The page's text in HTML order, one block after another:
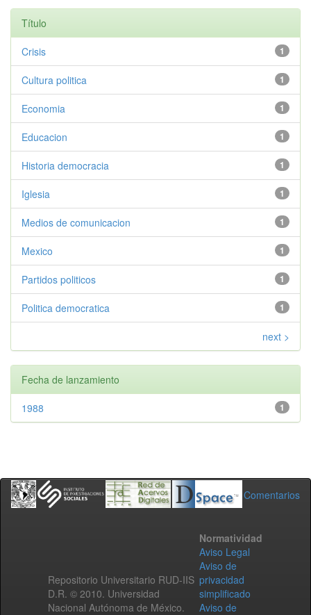
Título
1
Crisis
1
Cultura politica
1
Economia
1
Educacion
1
Historia democracia
1
Iglesia
1
Medios de comunicacion
1
Mexico
1
Partidos politicos
1
Politica democratica
next >
Fecha de lanzamiento
1
1988
Comentarios
Repositorio Universitario RUD-IIS
D.R. © 2010. Universidad
Nacional Autónoma de México.
Normatividad
Aviso Legal
Aviso de
privacidad
simplificado
Aviso de